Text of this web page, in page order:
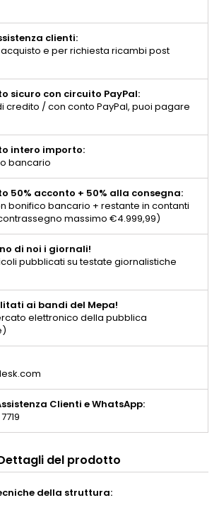
clienti:
e per richiesta ricambi post
sicuro con circuito PayPal:
credito / con conto PayPal, puoi pagare
intero importo:
bancario
50% acconto + 50% alla consegna:
bonifico bancario + restante in contanti
massimo €4.999,99)
di noi i giornali!
pubblicati su testate giornalistiche
ai bandi del Mepa!
elettronico della pubblica
Clienti e WhatsApp:
del prodotto
della struttura: